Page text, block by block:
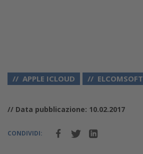
APPLE ICLOUD ELCOMSOFT
// Data pubblicazione: 10.02.2017
CONDIVIDI: